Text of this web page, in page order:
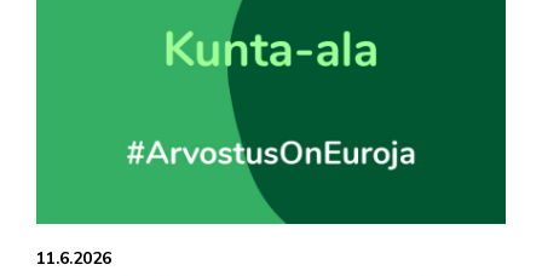
11.6.2026